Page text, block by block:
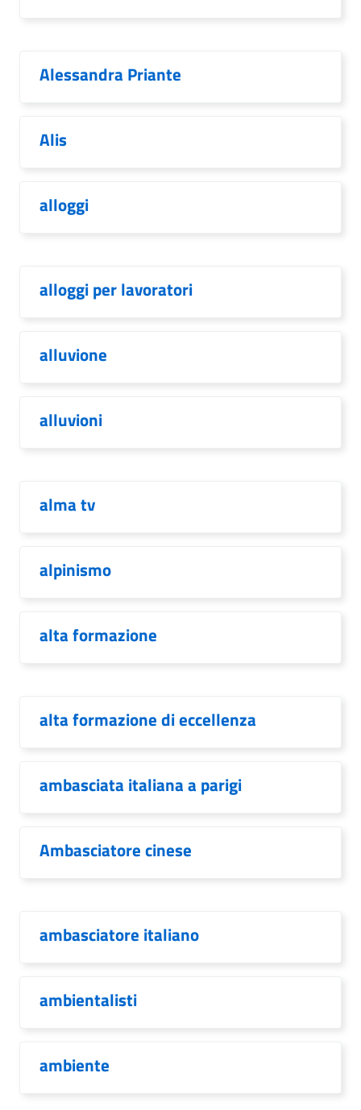
Alessandra Priante
Alis
alloggi
alloggi per lavoratori
alluvione
alluvioni
alma tv
alpinismo
alta formazione
alta formazione di eccellenza
ambasciata italiana a parigi
Ambasciatore cinese
ambasciatore italiano
ambientalisti
ambiente